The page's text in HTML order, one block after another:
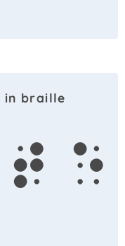
in braille
t e